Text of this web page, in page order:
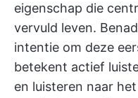
eigenschap die
vervuld leven.
intentie om deze
betekent actief
en luisteren naar